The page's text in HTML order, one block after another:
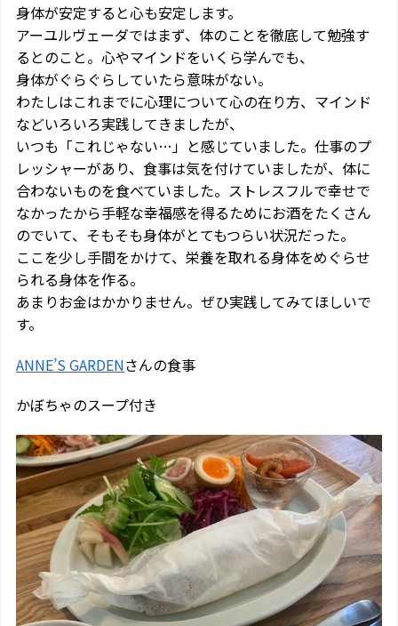
身体が安定すると心も安定します。
アーユルヴェーダではまず、体のことを徹底して勉強す
るとのこと。心やマインドをいくら学んでも、
身体がぐらぐらしていたら意味がない。
わたしはこれまでに心理について心の在り方、マインド
などいろいろ実践してきましたが、
いつも「これじゃない…」と感じていました。仕事のプ
レッシャーがあり、食事は気を付けていましたが、体に
合わないものを食べていました。ストレスフルで幸せで
なかったから手軽な幸福感を得るためにお酒をたくさん
のでいて、そもそも身体がとてもつらい状況だった。
ここを少し手間をかけて、栄養を取れる身体をめぐらせ
られる身体を作る。
あまりお金はかかりません。ぜひ実践してみてほしいで
す。
ANNE’S GARDENさんの食事
かぼちゃのスープ付き